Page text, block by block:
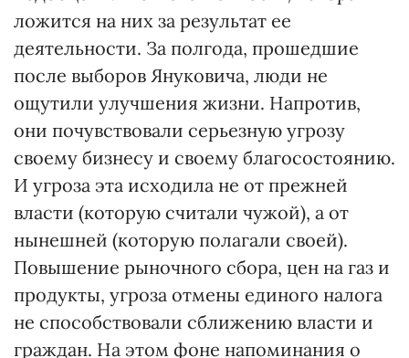
ложится на них за результат ее
деятельности. За полгода, прошедшие
после выборов Януковича, люди не
ощутили улучшения жизни. Напротив,
они почувствовали серьезную угрозу
своему бизнесу и своему благосостоянию.
И угроза эта исходила не от прежней
власти (которую считали чужой), а от
нынешней (которую полагали своей).
Повышение рыночного сбора, цен на газ и
продукты, угроза отмены единого налога
не способствовали сближению власти и
граждан. На этом фоне напоминания о